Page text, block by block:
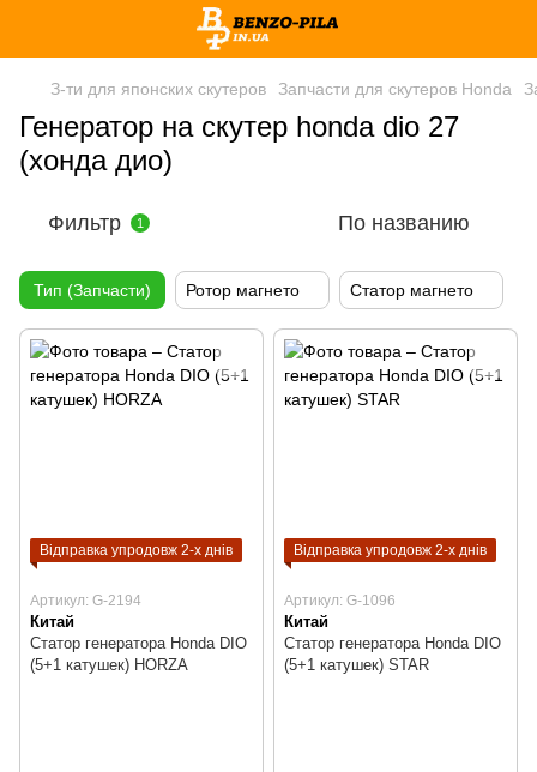
З-ти для японских скутеров Запчасти для скутеров Honda
Генератор на скутер honda dio 27
(хонда дио)
Фильтр 1 По названию
Тип (Запчасти) Ротор магнето Статор магнето
Відправка упродовж 2-х днів
Артикул: G-2194
Китай
Статор генератора Honda DIO
(5+1 катушек) HORZA
Відправка упродовж 2-х днів
Артикул: G-1096
Китай
Статор генератора Honda DIO
(5+1 катушек) STAR